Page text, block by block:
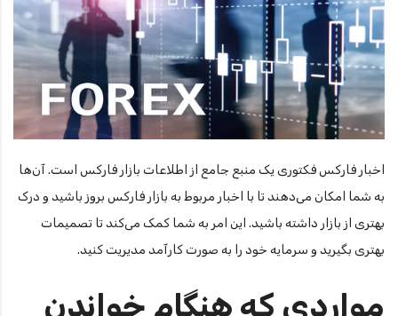
اخبار فارکس فکتوری یک منبع جامع از اطلاعات بازار فارکس است. آن‌ها
به شما امکان می‌دهند تا با اخبار مربوط به بازار فارکس بروز باشید و درک
بهتری از بازار داشته باشید. این امر به شما کمک می‌کند تا تصمیمات
بهتری بگیرید و سرمایه خود را به صورت کارآمد مدیریت کنید.
مواردی که هنگام خواندن